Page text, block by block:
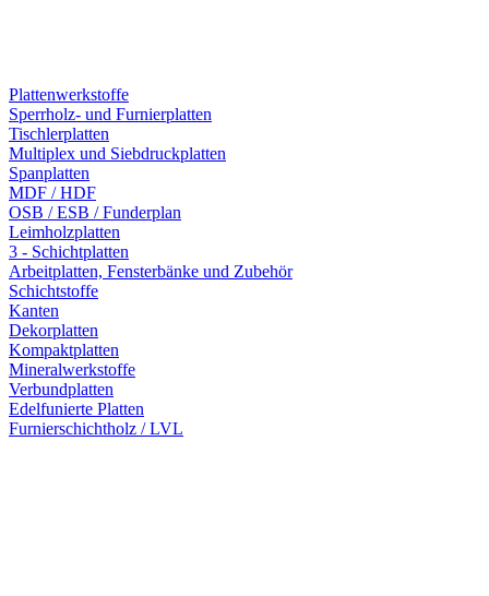
Plattenwerkstoffe
Sperrholz- und Furnierplatten
Tischlerplatten
Multiplex und Siebdruckplatten
Spanplatten
MDF / HDF
OSB / ESB / Funderplan
Leimholzplatten
3 - Schichtplatten
Arbeitplatten, Fensterbänke und Zubehör
Schichtstoffe
Kanten
Dekorplatten
Kompaktplatten
Mineralwerkstoffe
Verbundplatten
Edelfunierte Platten
Furnierschichtholz / LVL